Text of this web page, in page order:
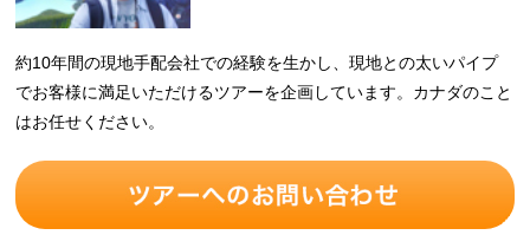
約10年間の現地手配会社での経験を生かし、現地との太いパイプ
でお客様に満足いただけるツアーを企画しています。カナダのこと
はお任せください。